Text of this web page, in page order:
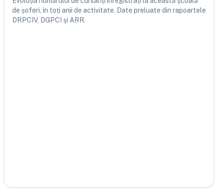
de șoferi, în toți anii de activitate. Date preluate din rapoartele
DRPCIV, DGPCI și ARR.